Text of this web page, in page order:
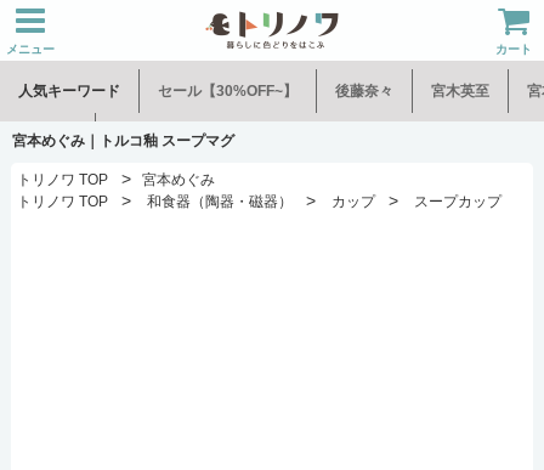
メニュー カート
人気キーワード セール【30%OFF~】 後藤奈々 宮木英至 宮
水谷和音 児玉修治
宮本めぐみ｜トルコ釉 スープマグ
トリノワ TOP >
宮本めぐみ
トリノワ TOP
> 和食器（陶器・磁器） > カップ > スープカップ